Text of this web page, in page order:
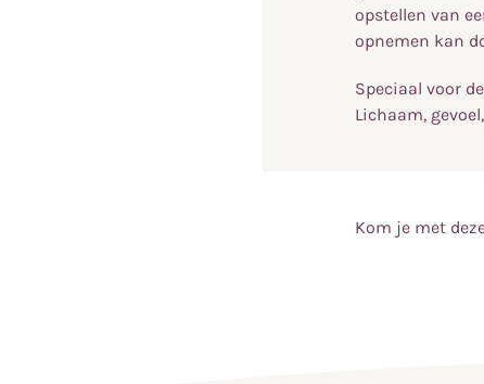
opstellen van
opnemen kan
Speciaal voor
Lichaam,
Kom je met